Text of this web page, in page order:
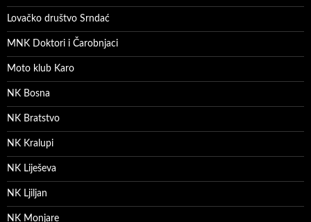
Lovačko društvo Srndać
MNK Doktori i Čarobnjaci
Moto klub Karo
NK Bosna
NK Bratstvo
NK Kralupi
NK Liješeva
NK Ljiljan
NK Monjare